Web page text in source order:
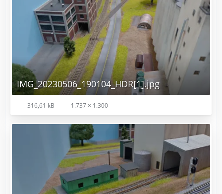
IMG_20230506_190104_HDR[1].jpg
316,61 kB 1.737 × 1.300